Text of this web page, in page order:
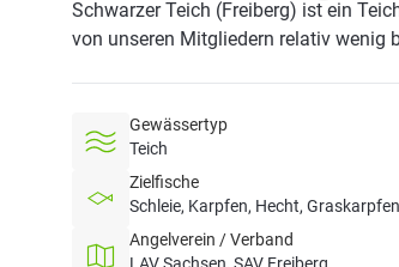
Schwarzer Teich (Freiberg) ist ein
von unseren Mitgliedern relativ wenig
Gewässertyp
Teich
Zielfische
Schleie, Karpfen, Hecht, Graskarpfen
Angelverein / Verband